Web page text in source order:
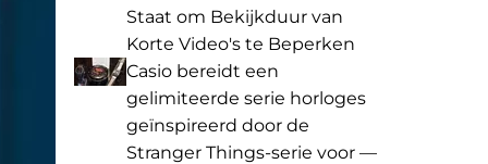
Staat om Bekijkduur van
Korte Video's te Beperken
Casio bereidt een
gelimiteerde serie horloges
geïnspireerd door de
Stranger Things-serie voor —